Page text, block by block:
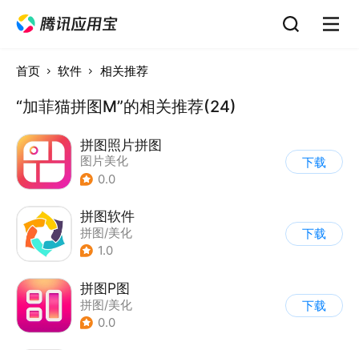
首页 软件 相关推荐
“加菲猫拼图M”的相关推荐(24)
拼图照片拼图
图片美化
0.0
下载
拼图软件
拼图/美化
1.0
下载
拼图P图
拼图/美化
0.0
下载